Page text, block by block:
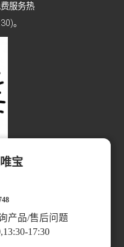
服务热
。
宝
产品/售后问题
17:30